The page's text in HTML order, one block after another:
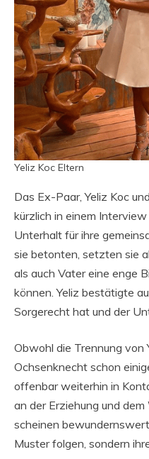
Yeliz Koc Eltern
Das Ex-Paar, Yeliz Koc
kürzlich in einem
Unterhalt für ihre
sie betonten, setzten sie
als auch Vater eine enge
können. Yeliz bestätigte
Sorgerecht hat und der
Obwohl die Trennung von
Ochsenknecht schon
offenbar weiterhin in
an der Erziehung und
scheinen
Muster folgen, sondern